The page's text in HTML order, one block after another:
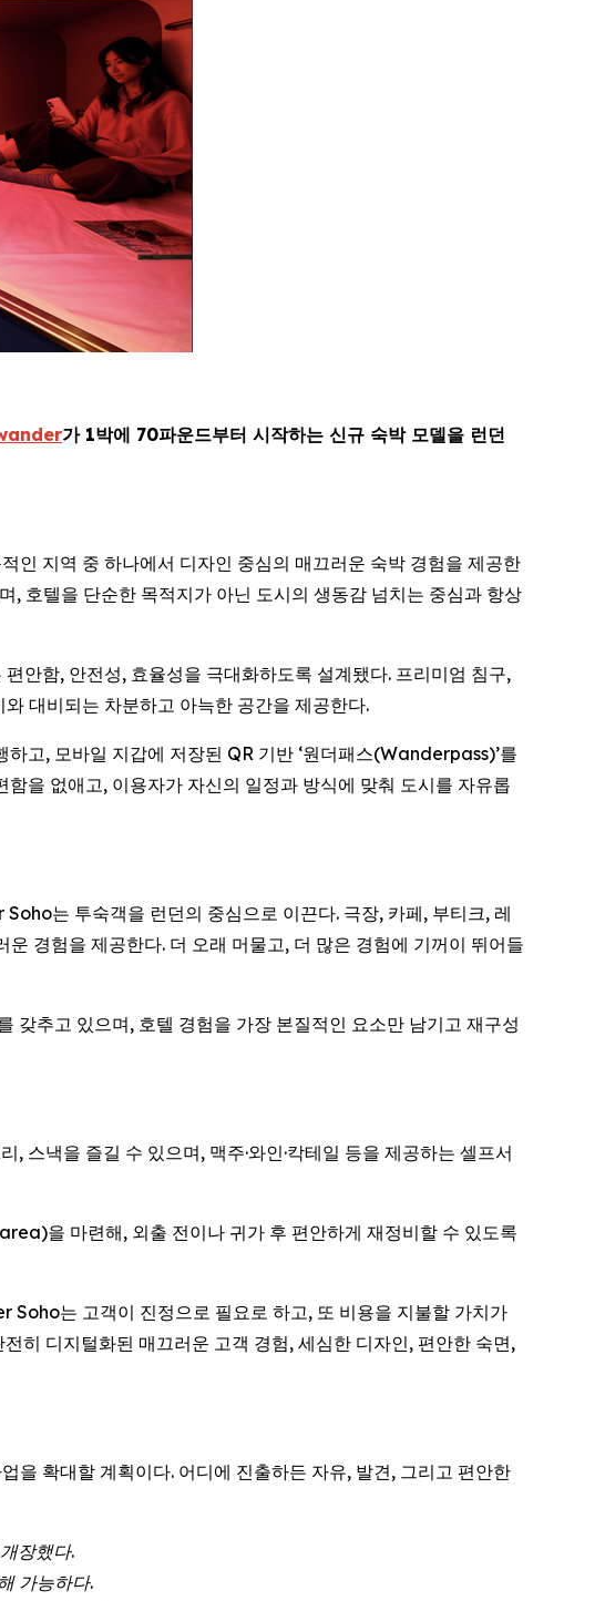
가 1박에 70파운드부터 시작하는 신규 숙박 모델을 런던
지역 중 하나에서 디자인 중심의 매끄러운 숙박 경험을 제공한
, 호텔을 단순한 목적지가 아닌 도시의 생동감 넘치는 중심과 항상
안함, 안전성, 효율성을 극대화하도록 설계됐다. 프리미엄 침구,
대비되는 차분하고 아늑한 공간을 제공한다.
고, 모바일 지갑에 저장된 QR 기반 ‘원더패스(Wanderpass)’를
을 없애고, 이용자가 자신의 일정과 방식에 맞춰 도시를 자유롭
는 투숙객을 런던의 중심으로 이끈다. 극장, 카페, 부티크, 레
경험을 제공한다. 더 오래 머물고, 더 많은 경험에 기꺼이 뛰어들
추고 있으며, 호텔 경험을 가장 본질적인 요소만 남기고 재구성
낵을 즐길 수 있으며, 맥주·와인·칵테일 등을 제공하는 셀프서
을 마련해, 외출 전이나 귀가 후 편안하게 재정비할 수 있도록
Soho는 고객이 진정으로 필요로 하고, 또 비용을 지불할 가치가
히 디지털화된 매끄러운 고객 경험, 세심한 디자인, 편안한 숙면,
확대할 계획이다. 어디에 진출하든 자유, 발견, 그리고 편안한
장했다.
가능하다.